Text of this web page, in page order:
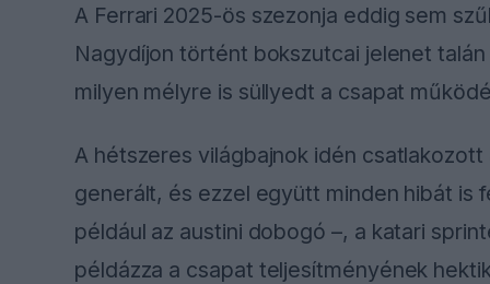
A Ferrari 2025-ös szezonja eddig sem
Nagydíjon történt bokszutcai jelenet
milyen mélyre is süllyedt a csapat
A hétszeres világbajnok idén
generált, és ezzel együtt minden hibát is
például az austini dobogó –, a katari
példázza a csapat teljesítményének